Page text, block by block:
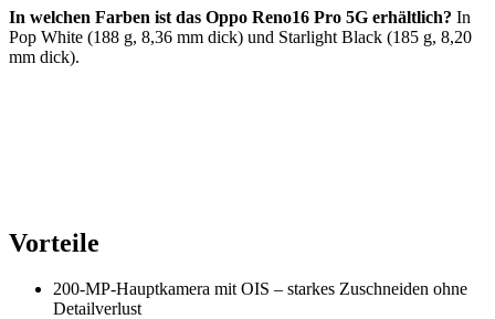
In welchen Farben ist das Oppo Reno16 Pro 5G erhältlich? In
Pop White (188 g, 8,36 mm dick) und Starlight Black (185 g, 8,20
mm dick).
Vorteile
200-MP-Hauptkamera mit OIS – starkes Zuschneiden ohne
Detailverlust